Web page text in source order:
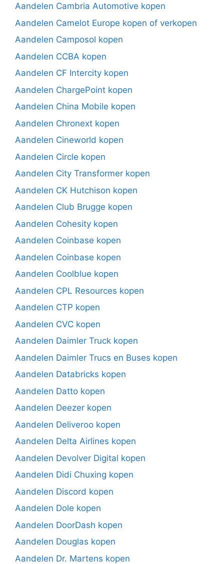
Aandelen Cambria Automotive kopen
Aandelen Camelot Europe kopen of verkopen
Aandelen Camposol kopen
Aandelen CCBA kopen
Aandelen CF Intercity kopen
Aandelen ChargePoint kopen
Aandelen China Mobile kopen
Aandelen Chronext kopen
Aandelen Cineworld kopen
Aandelen Circle kopen
Aandelen City Transformer kopen
Aandelen CK Hutchison kopen
Aandelen Club Brugge kopen
Aandelen Cohesity kopen
Aandelen Coinbase kopen
Aandelen Coinbase kopen
Aandelen Coolblue kopen
Aandelen CPL Resources kopen
Aandelen CTP kopen
Aandelen CVC kopen
Aandelen Daimler Truck kopen
Aandelen Daimler Trucs en Buses kopen
Aandelen Databricks kopen
Aandelen Datto kopen
Aandelen Deezer kopen
Aandelen Deliveroo kopen
Aandelen Delta Airlines kopen
Aandelen Devolver Digital kopen
Aandelen Didi Chuxing kopen
Aandelen Discord kopen
Aandelen Dole kopen
Aandelen DoorDash kopen
Aandelen Douglas kopen
Aandelen Dr. Martens kopen